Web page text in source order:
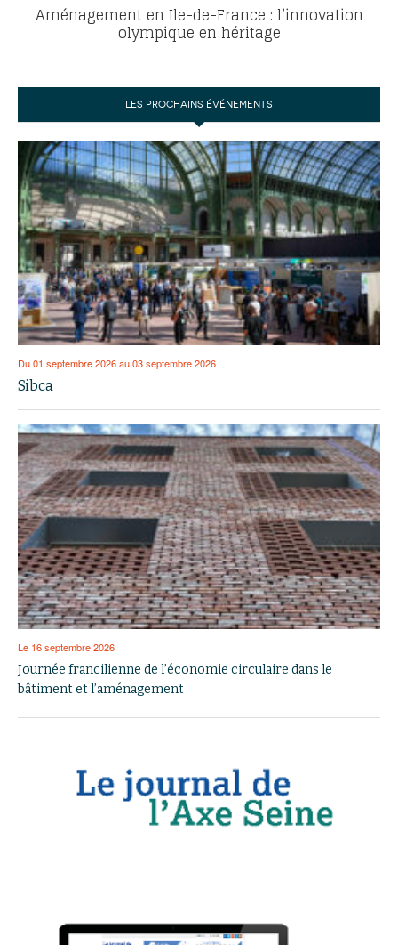
Aménagement en Ile-de-France : l’innovation
olympique en héritage
LES PROCHAINS ÉVÉNEMENTS
Du 01 septembre 2026 au 03 septembre 2026
Sibca
Le 16 septembre 2026
Journée francilienne de l’économie circulaire dans le
bâtiment et l’aménagement